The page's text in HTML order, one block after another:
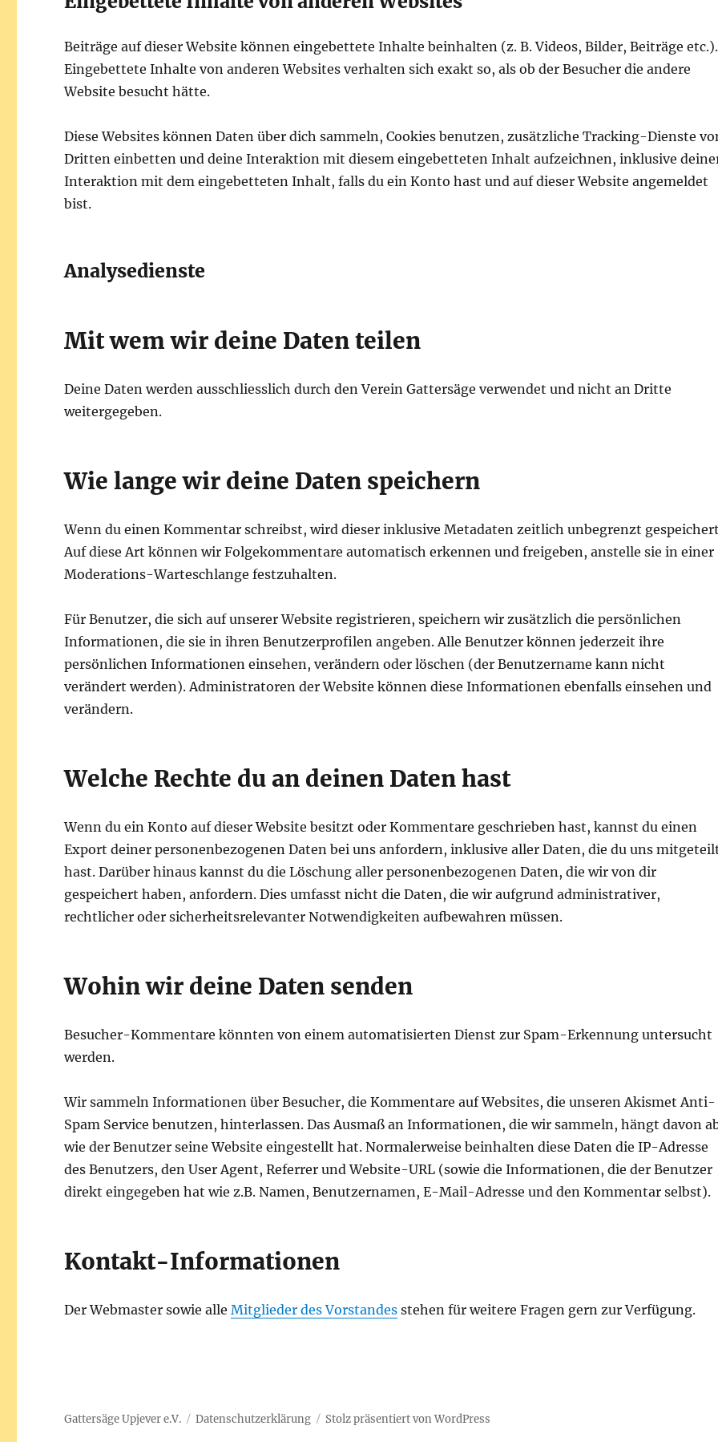
Beiträge auf dieser Website können eingebettete Inhalte beinhalten (z. B. Videos, Bilder, Beiträge etc.).
Eingebettete Inhalte von anderen Websites verhalten sich exakt so, als ob der Besucher die andere
Website besucht hätte.
Diese Websites können Daten über dich sammeln, Cookies benutzen, zusätzliche Tracking-Dienste
Dritten einbetten und deine Interaktion mit diesem eingebetteten Inhalt aufzeichnen, inklusive
Interaktion mit dem eingebetteten Inhalt, falls du ein Konto hast und auf dieser Website angemeldet
bist.
Analysedienste
Mit wem wir deine Daten teilen
Deine Daten werden ausschliesslich durch den Verein Gattersäge verwendet und nicht an Dritte
weitergegeben.
Wie lange wir deine Daten speichern
Wenn du einen Kommentar schreibst, wird dieser inklusive Metadaten zeitlich unbegrenzt
Auf diese Art können wir Folgekommentare automatisch erkennen und freigeben, anstelle sie in einer
Moderations-Warteschlange festzuhalten.
Für Benutzer, die sich auf unserer Website registrieren, speichern wir zusätzlich die persönlichen
Informationen, die sie in ihren Benutzerprofilen angeben. Alle Benutzer können jederzeit ihre
persönlichen Informationen einsehen, verändern oder löschen (der Benutzername kann nicht
verändert werden). Administratoren der Website können diese Informationen ebenfalls einsehen und
verändern.
Welche Rechte du an deinen Daten hast
Wenn du ein Konto auf dieser Website besitzt oder Kommentare geschrieben hast, kannst du einen
Export deiner personenbezogenen Daten bei uns anfordern, inklusive aller Daten, die du uns
hast. Darüber hinaus kannst du die Löschung aller personenbezogenen Daten, die wir von dir
gespeichert haben, anfordern. Dies umfasst nicht die Daten, die wir aufgrund administrativer,
rechtlicher oder sicherheitsrelevanter Notwendigkeiten aufbewahren müssen.
Wohin wir deine Daten senden
Besucher-Kommentare könnten von einem automatisierten Dienst zur Spam-Erkennung untersucht
werden.
Wir sammeln Informationen über Besucher, die Kommentare auf Websites, die unseren Akismet Anti-
Spam Service benutzen, hinterlassen. Das Ausmaß an Informationen, die wir sammeln, hängt davon
wie der Benutzer seine Website eingestellt hat. Normalerweise beinhalten diese Daten die IP-Adresse
des Benutzers, den User Agent, Referrer und Website-URL (sowie die Informationen, die der Benutzer
direkt eingegeben hat wie z.B. Namen, Benutzernamen, E-Mail-Adresse und den Kommentar selbst).
Kontakt-Informationen
Der Webmaster sowie alleMitglieder des Vorstandes stehen für weitere Fragen gern zur Verfügung.
Gattersäge Upjever e.V. Datenschutzerklärung Stolz präsentiert von WordPress